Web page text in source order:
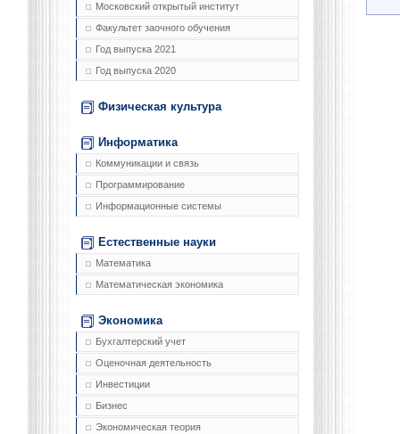
Московский открытый институт
Факультет заочного обучения
Год выпуска 2021
Год выпуска 2020
Физическая культура
Информатика
Коммуникации и связь
Программирование
Информационные системы
Естественные науки
Математика
Математическая экономика
Экономика
Бухгалтерский учет
Оценочная деятельность
Инвестиции
Бизнес
Экономическая теория